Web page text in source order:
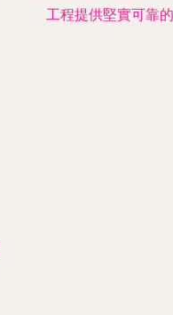
工程提供堅實可靠